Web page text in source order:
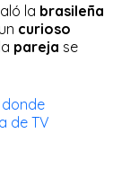
la brasileña
curioso
pareja se
donde
de TV